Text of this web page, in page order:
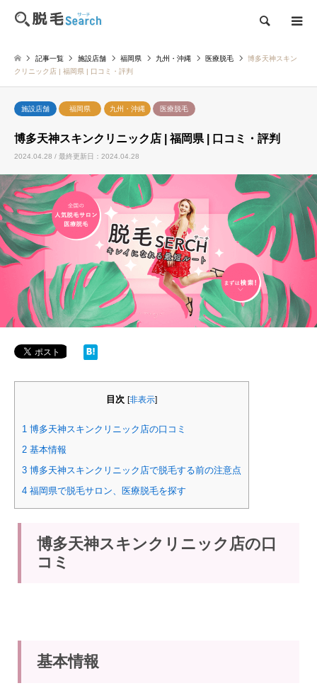
検索
記事一覧 施設店舗 福岡県 九州・沖縄 医療脱毛
博多天神スキン
クリニック店 | 福岡県 | 口コミ・評判
施設店舗 福岡県 九州・沖縄 医療脱毛
博多天神スキンクリニック店 | 福岡県 | 口コミ・評判
2024.04.28 / 最終更新日：2024.04.28
目次 [非表示]
1 博多天神スキンクリニック店の口コミ
2 基本情報
3 博多天神スキンクリニック店で脱毛する前の注意点
4 福岡県で脱毛サロン、医療脱毛を探す
博多天神スキンクリニック店の口
コミ
基本情報